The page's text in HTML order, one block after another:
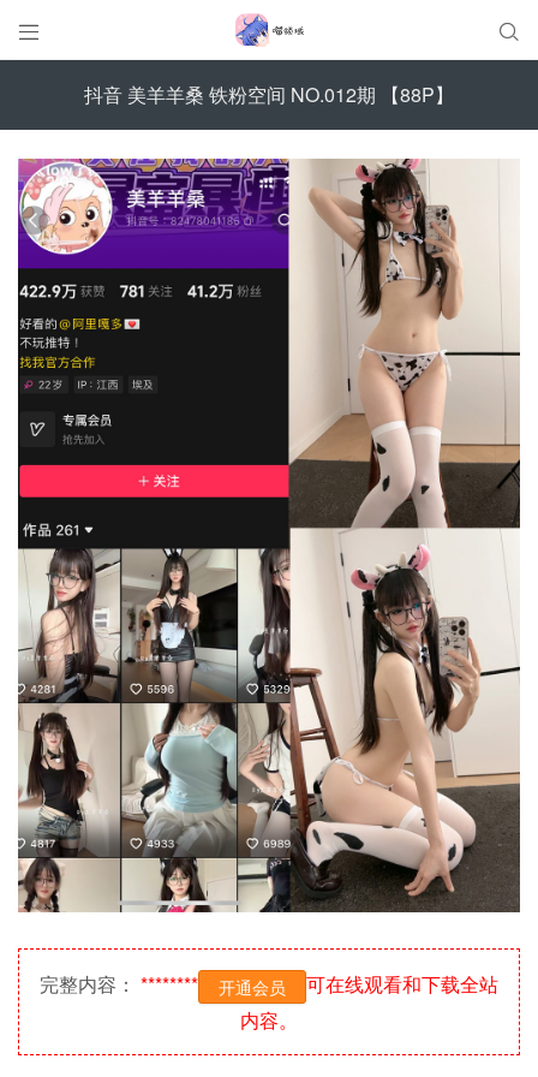
 
抖音 美羊羊桑 铁粉空间 NO.012期 【88P】
完整内容： ******** 开通会员
可在线观看和下载全站
内容。